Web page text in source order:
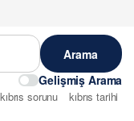
Gelişmiş Arama
kıbrıs sorunu kıbrıs tarihi